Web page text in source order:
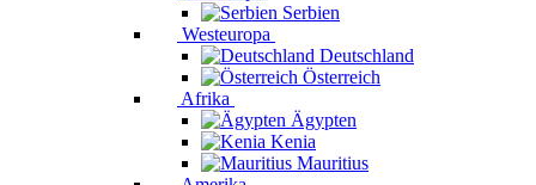
Serbien
Westeuropa
Deutschland
Österreich
Afrika
Ägypten
Kenia
Mauritius